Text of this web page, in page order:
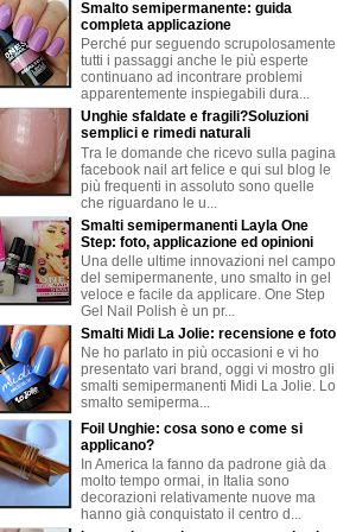
Smalto semipermanente: guida
completa applicazione
Perché pur seguendo scrupolosamente
tutti i passaggi anche le più esperte
continuano ad incontrare problemi
apparentemente inspiegabili dura...
Unghie sfaldate e fragili?Soluzioni
semplici e rimedi naturali
Tra le domande che ricevo sulla pagina
facebook nail art felice e qui sul blog le
più frequenti in assoluto sono quelle
che riguardano le u...
Smalti semipermanenti Layla One
Step: foto, applicazione ed opinioni
Una delle ultime innovazioni nel campo
del semipermanente, uno smalto in gel
veloce e facile da applicare. One Step
Gel Nail Polish è un pr...
Smalti Midi La Jolie: recensione e foto
Ne ho parlato in più occasioni e vi ho
presentato vari brand, oggi vi mostro gli
smalti semipermanenti Midi La Jolie. Lo
smalto semiperma...
Foil Unghie: cosa sono e come si
applicano?
In America la fanno da padrone già da
molto tempo ormai, in Italia sono
decorazioni relativamente nuove ma
hanno già conquistato il centro d...